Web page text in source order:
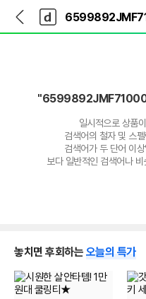
다
나
와
가
다
와
일시적으로 상품
검색어의 철자 및 스
검색어가 두 단어 이
보다 일반적인 검색어나
놓치면 후회하는 오늘의 특가